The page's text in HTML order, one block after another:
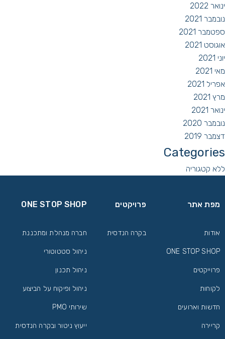
ינואר 2022
נובמבר 2021
ספטמבר 2021
אוגוסט 2021
יוני 2021
מאי 2021
אפריל 2021
מרץ 2021
ינואר 2021
נובמבר 2020
דצמבר 2019
Categories
ללא קטגוריה
מפת אתר
אודות
ONE STOP SHOP
פרוייקטים
לקוחות
חדשות וארועים
קריירה
פרויקטים
בקרה הנדסית
ONE STOP SHOP
חברה מנהלת ומתכננת
ניהול סטטוטורי
ניהול תכנון
ניהול ופיקוח על הביצוע
שירותי PMO
ייעוץ ניטור ובקרה הנדסית